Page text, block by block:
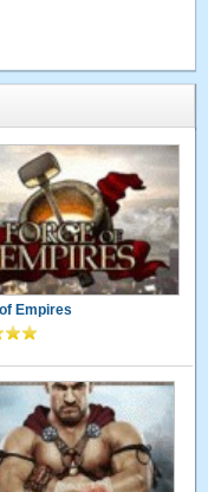
Empires